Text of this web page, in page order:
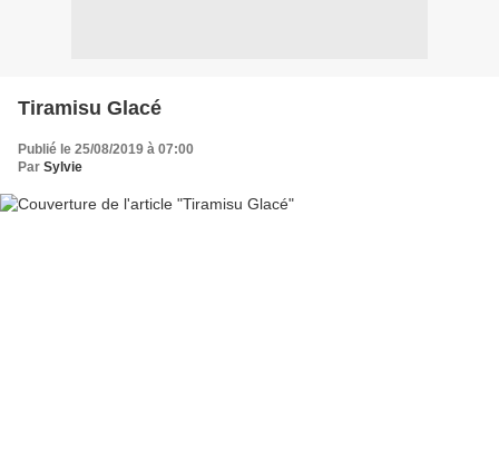
Tiramisu Glacé
Publié le 25/08/2019 à 07:00
Par Sylvie